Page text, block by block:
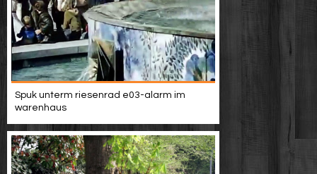
Spuk unterm riesenrad e03-alarm im
warenhaus